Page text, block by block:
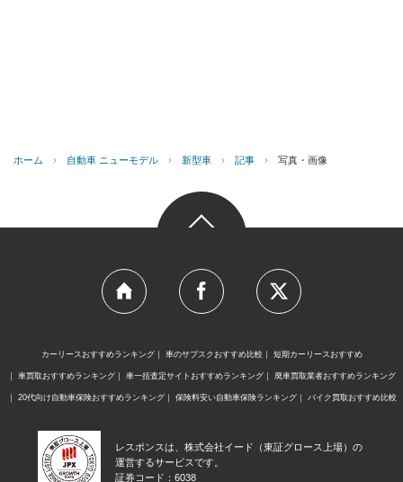
ホーム › 自動車 ニューモデル › 新型車 › 記事 › 写真・画像
カーリースおすすめランキング 車のサブスクおすすめ比較 短期カーリースおすすめ
車買取おすすめランキング 車一括査定サイトおすすめランキング 廃車買取業者おすすめランキング
20代向け自動車保険おすすめランキング 保険料安い自動車保険ランキング バイク買取おすすめ比較
レスポンスは、株式会社イード（東証グロース上場）の
運営するサービスです。
証券コード：6038